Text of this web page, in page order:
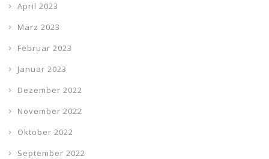
April 2023
März 2023
Februar 2023
Januar 2023
Dezember 2022
November 2022
Oktober 2022
September 2022